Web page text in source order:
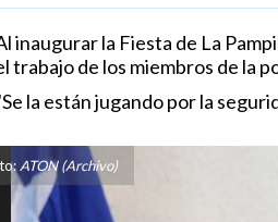
inaugurar la Fiesta de La
trabajo de los miembros de la
la están jugando por la
ATON (Archivo)